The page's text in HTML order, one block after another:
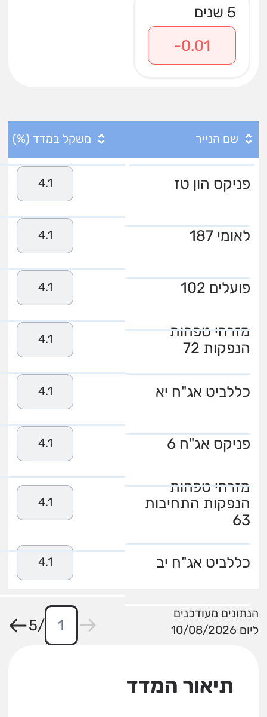
5 שנים
-0.01
שם הנייר משקל במדד (%)
פניקס הון טז 4.1
לאומי 187 4.1
פועלים 102 4.1
מזרחי טפחות
הנפקות 72
4.1
כללביט אג"ח יא 4.1
פניקס אג"ח 6 4.1
מזרחי טפחות
הנפקות התחיבות
63
4.1
כללביט אג"ח יב 4.1
הנתונים מעודכנים
ליום 10/08/2026
/
5
תיאור המדד